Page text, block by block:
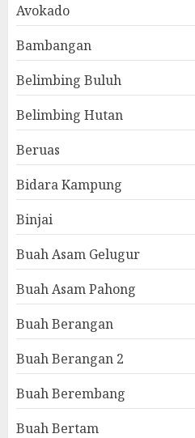
Avokado
Bambangan
Belimbing Buluh
Belimbing Hutan
Beruas
Bidara Kampung
Binjai
Buah Asam Gelugur
Buah Asam Pahong
Buah Berangan
Buah Berangan 2
Buah Berembang
Buah Bertam